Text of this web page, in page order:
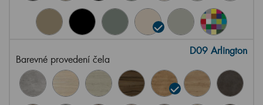
Barevné provedení čela
D09 Arlington